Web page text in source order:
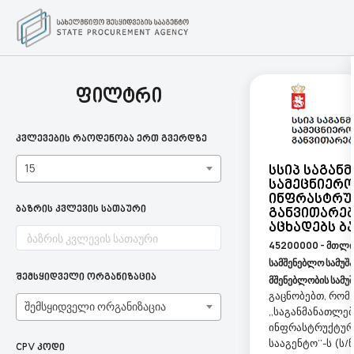
ფილტრი
კვლევების რაოდენობა ერთ გვერდზე
15
ბაზრის კვლევის სათაური
შემსყიდველი ორგანიზაცია
შემსყიდველი ორგანიზაცია
CPV კოდი
Სსიპ
Სამეცნიერო
Აცხადებს
45200000 -
სამშენებლო
მშენებლობის
გაცნობებთ, რომ
სააგენტო’’-ს